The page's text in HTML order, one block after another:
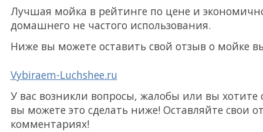
Лучшая мойка в рейтинге по цене и
домашнего не частого использования.
Ниже вы можете оставить свой отзыв о мойке
Vybiraem-Luchshee.ru
У вас возникли вопросы, жалобы или вы
вы можете это сделать ниже! Оставляйте свои
комментариях!